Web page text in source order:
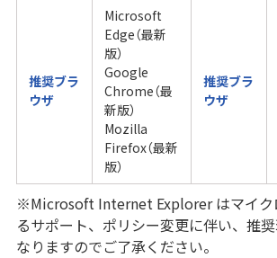
推奨ブラ
ウザ
Microsoft
Edge（最新
版）
Google
Chrome（最
新版）
Mozilla
Firefox（最新
版）
推奨ブラ
ウザ
※Microsoft Internet Explorer はマイク
るサポート、ポリシー変更に伴い、推
なりますのでご了承ください。